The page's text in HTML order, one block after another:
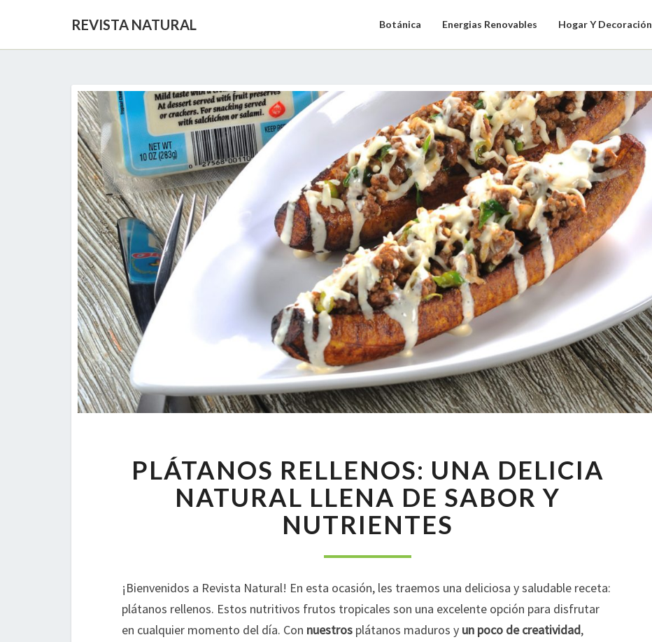
REVISTA NATURAL Botánica Energias Renovables Hogar Y Decoración
RELLENOS:
UNA
DELICIA
NATURAL
LLENA
DE
Y
NUTRIENTES
PLÁTANOS RELLENOS: UNA DELICIA
NATURAL LLENA DE SABOR Y
NUTRIENTES
¡Bienvenidos a Revista Natural! En esta ocasión, les traemos una deliciosa y saludable receta:
plátanos rellenos. Estos nutritivos frutos tropicales son una excelente opción para disfrutar
en cualquier momento del día. Con nuestros plátanos maduros y un poco de creatividad,